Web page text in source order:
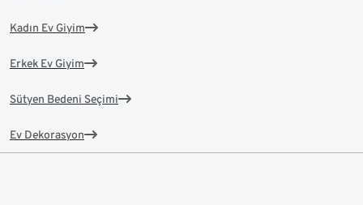
Kadın Ev Giyim
Erkek Ev Giyim
Sütyen Bedeni Seçimi
Ev Dekorasyon